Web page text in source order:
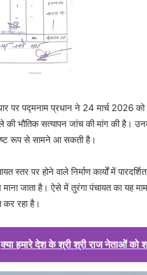
पर पद्मनाम प्रधान ने 24 मार्च 2026
की भौतिक सत्यापन जांच की मांग की है।
रूप से सामने आ सकती है।
स्तर पर होने वाले निर्माण कार्यों में
जाता है। ऐसे में तुरंगा पंचायत का यह
कर रहा है।
क्या हमारे देश के श्री श्री राज नेताओं को